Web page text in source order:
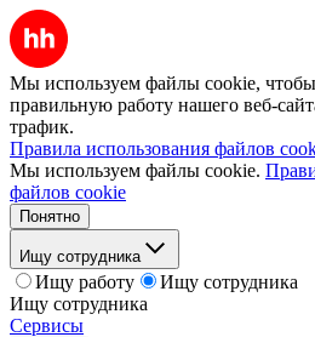
Мы используем файлы cookie, чтобы
правильную работу нашего веб-
трафик.
Правила использования файлов
Мы используем файлы cookie.
файлов cookie
Понятно
Ищу сотрудника
Ищу работу
Ищу сотрудника
Ищу сотрудника
Сервисы